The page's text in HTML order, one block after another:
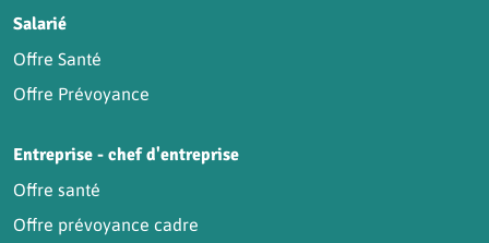
Salarié
Offre Santé
Offre Prévoyance
Entreprise - chef d'entreprise
Offre santé
Offre prévoyance cadre